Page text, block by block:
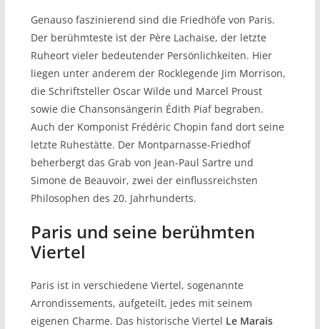
Genauso faszinierend sind die Friedhöfe von Paris.
Der berühmteste ist der Père Lachaise, der letzte
Ruheort vieler bedeutender Persönlichkeiten. Hier
liegen unter anderem der Rocklegende Jim Morrison,
die Schriftsteller Oscar Wilde und Marcel Proust
sowie die Chansonsängerin Édith Piaf begraben.
Auch der Komponist Frédéric Chopin fand dort seine
letzte Ruhestätte. Der Montparnasse-Friedhof
beherbergt das Grab von Jean-Paul Sartre und
Simone de Beauvoir, zwei der einflussreichsten
Philosophen des 20. Jahrhunderts.
Paris und seine berühmten
Viertel
Paris ist in verschiedene Viertel, sogenannte
Arrondissements, aufgeteilt, jedes mit seinem
eigenen Charme. Das historische Viertel Le Marais